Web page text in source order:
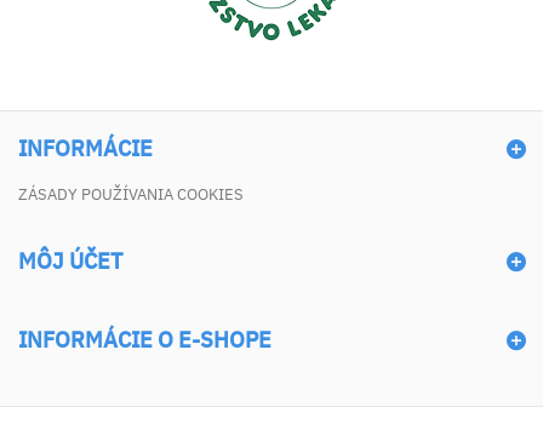
INFORMÁCIE
ZÁSADY POUŽÍVANIA COOKIES
MÔJ ÚČET
INFORMÁCIE O E-SHOPE